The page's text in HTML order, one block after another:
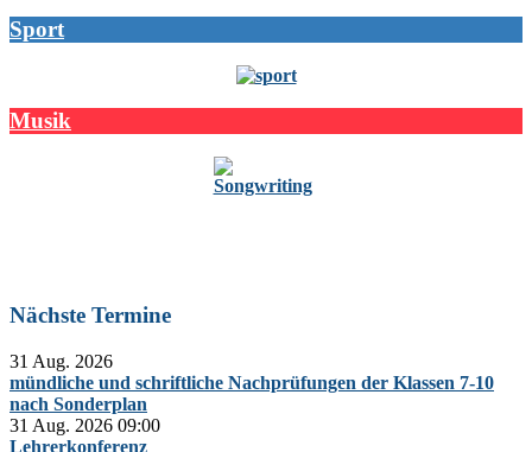
Sport
Musik
Nächste Termine
31 Aug. 2026
mündliche und schriftliche Nachprüfungen der Klassen 7-10
nach Sonderplan
31 Aug. 2026 09:00
Lehrerkonferenz